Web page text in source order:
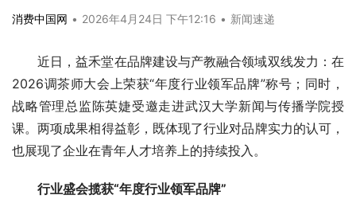
消费中国网 • 2026年4月24日 下午12:16 • 新闻速递
近日，益禾堂在品牌建设与产教融合领域双线发力：在
2026调茶师大会上荣获“年度行业领军品牌”称号；同时，
战略管理总监陈英婕受邀走进武汉大学新闻与传播学院授
课。两项成果相得益彰，既体现了行业对品牌实力的认可，
也展现了企业在青年人才培养上的持续投入。
行业盛会揽获“年度行业领军品牌”